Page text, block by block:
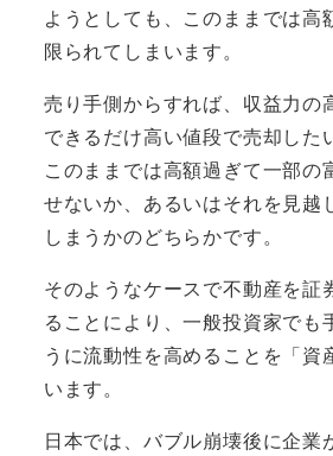
ようとしても、このままでは高
限られてしまいます。
売り手側からすれば、収益力の
できるだけ高い値段で売却した
このままでは高額過ぎて一部の
せないか、あるいはそれを見越
しまうかのどちらかです。
そのようなケースで不動産を証
ることにより、一般投資家でも
うに流動性を高めることを「資
います。
日本では、バブル崩壊後に企業